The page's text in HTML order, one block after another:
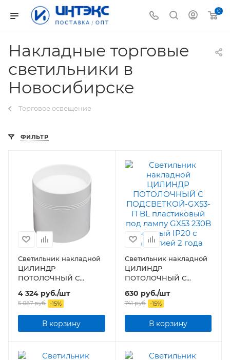
0
Накладные торговые
светильники в
Новосибирске
Торговое освещение
ФИЛЬТР
Светильник накладной
ЦИЛИНДР
ПОТОЛОЧНЫЙ С
ПОДСВЕТКОЙ-GX53-П
WT пластиковый под
лампу GX53 230B белый
IP20
4 324 руб./шт
5 087руб. -15%
В корзину
Светильник накладной
ЦИЛИНДР
ПОТОЛОЧНЫЙ С
ПОДСВЕТКОЙ-GX53-П
BL пластиковый под
лампу GX53 230B
черный IP20
630 руб./шт
741руб. -15%
В корзину